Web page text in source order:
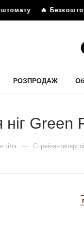
🔥
РОЗПРОДАЖ
ніг
тіла — Спрей-